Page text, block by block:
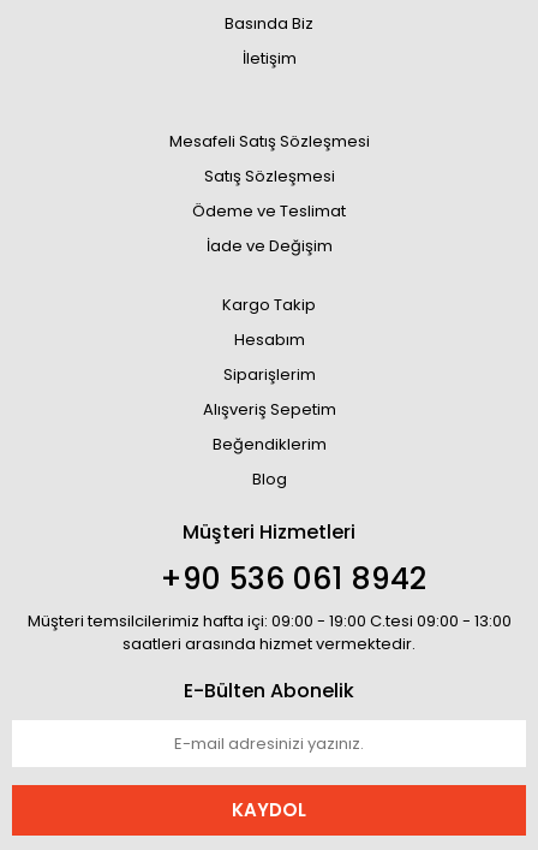
Basında Biz
İletişim
Mesafeli Satış Sözleşmesi
Satış Sözleşmesi
Ödeme ve Teslimat
İade ve Değişim
Kargo Takip
Hesabım
Siparişlerim
Alışveriş Sepetim
Beğendiklerim
Blog
Müşteri Hizmetleri
+90 536 061 8942
Müşteri temsilcilerimiz hafta içi: 09:00 - 19:00 C.tesi 09:00 - 13:00
saatleri arasında hizmet vermektedir.
E-Bülten Abonelik
KAYDOL